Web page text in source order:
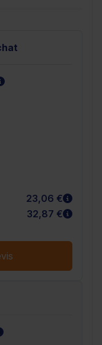
En savoir plus
23,06 €
En
32,87 € En
En savoir plus